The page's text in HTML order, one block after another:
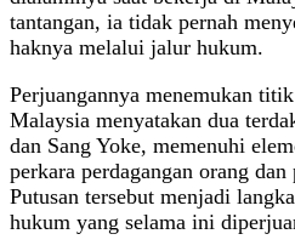
tantangan, ia tidak pernah
haknya melalui jalur hukum.
Perjuangannya menemukan
Malaysia menyatakan dua
dan Sang Yoke, memenuhi
perkara perdagangan orang
Putusan tersebut menjadi
hukum yang selama ini